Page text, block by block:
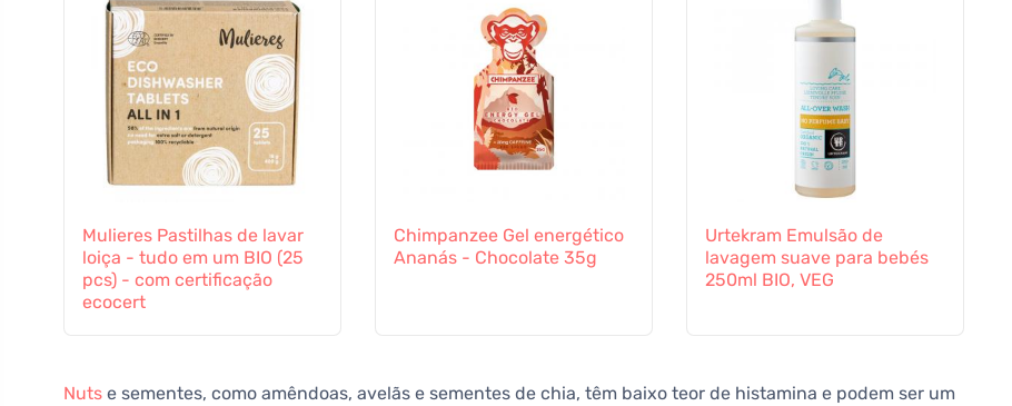
Mulieres Pastilhas de lavar
loiça - tudo em um BIO (25
pcs) - com certificação
ecocert
Chimpanzee Gel energético
Ananás - Chocolate 35g
Urtekram Emulsão de
lavagem suave para bebés
250ml BIO, VEG
Nuts e sementes, como amêndoas, avelãs e sementes de chia, têm baixo teor de histamina e podem ser um